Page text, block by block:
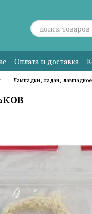
Оплата и доставка
Лампадки, ладан,